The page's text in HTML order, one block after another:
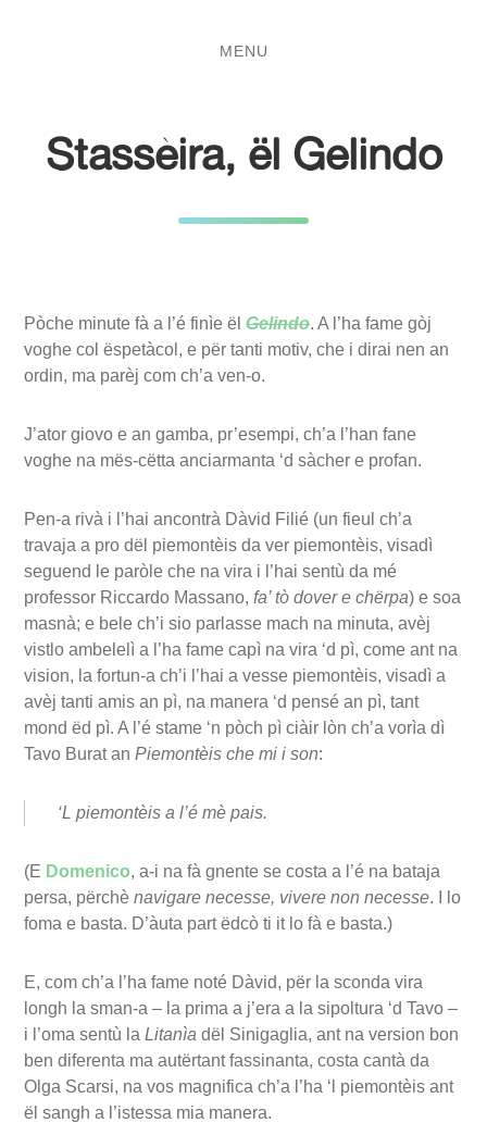
MENU
Stassèira, ël Gelindo
Pòche minute fà a l’é finìe ëlGelindo. A l’ha fame gòj
voghe col ëspetàcol, e për tanti motiv, che i dirai nen an
ordin, ma parèj com ch’a ven-o.
J’ator giovo e an gamba, pr’esempi, ch’a l’han fane
voghe na mës-cëtta anciarmanta ‘d sàcher e profan.
Pen-a rivà i l’hai ancontrà Dàvid Filié (un fieul ch’a
travaja a pro dël piemontèis da ver piemontèis, visadì
seguend le paròle che na vira i l’hai sentù da mé
professor Riccardo Massano,fa’ tò dover e chërpa) e soa
masnà; e bele ch’i sio parlasse mach na minuta, avèj
vistlo ambelelì a l’ha fame capì na vira ‘d pì, come ant na
vision, la fortun-a ch’i l’hai a vesse piemontèis, visadì a
avèj tanti amis an pì, na manera ‘d pensé an pì, tant
mond ëd pì. A l’é stame ‘n pòch pì ciàir lòn ch’a vorìa dì
Tavo Burat anPiemontèis che mi i son:
‘L piemontèis a l’é mè pais.
(E Domenico, a-i na fà gnente se costa a l’é na bataja
persa, përchènavigare necesse, vivere non necesse. I lo
foma e basta. D’àuta part ëdcò ti it lo fà e basta.)
E, com ch’a l’ha fame noté Dàvid, për la sconda vira
longh la sman-a – la prima a j’era a la sipoltura ‘d Tavo –
i l’oma sentù laLitanìa dël Sinigaglia, ant na version bon
ben diferenta ma autërtant fassinanta, costa cantà da
Olga Scarsi, na vos magnifica ch’a l’ha ‘l piemontèis ant
ël sangh a l’istessa mia manera.